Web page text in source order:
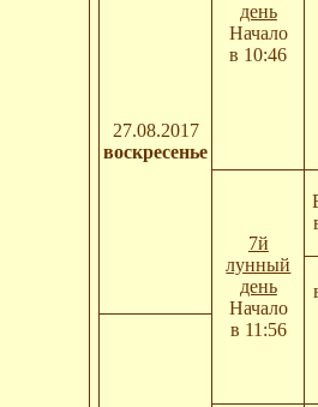
день
Начало
в 10:46
27.08.2017
воскресенье
7й
лунный
день
Начало
в 11:56